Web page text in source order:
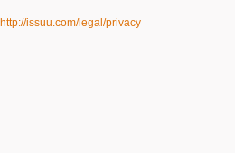
http://issuu.com/legal/privacy